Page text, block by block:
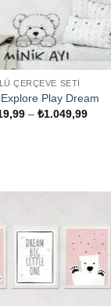
ÇERÇEVE SETI
Play Dream
–₺1.049,99Fiyat